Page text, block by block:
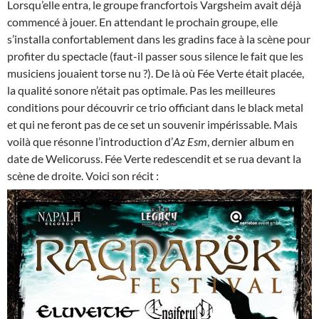
Lorsqu’elle entra, le groupe francfortois Vargsheim avait déjà
commencé à jouer. En attendant le prochain groupe, elle
s’installa confortablement dans les gradins face à la scène pour
profiter du spectacle (faut-il passer sous silence le fait que les
musiciens jouaient torse nu ?). De là où Fée Verte était placée,
la qualité sonore n’était pas optimale. Pas les meilleures
conditions pour découvrir ce trio officiant dans le black metal
et qui ne feront pas de ce set un souvenir impérissable. Mais
voilà que résonne l’introduction d’Az Esm, dernier album en
date de Welicoruss. Fée Verte redescendit et se rua devant la
scène de droite. Voici son récit :